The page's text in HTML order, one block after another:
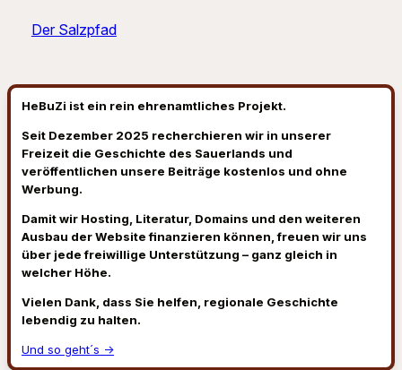
Der Salzpfad
HeBuZi ist ein rein ehrenamtliches Projekt.
Seit Dezember 2025 recherchieren wir in unserer
Freizeit die Geschichte des Sauerlands und
veröffentlichen unsere Beiträge kostenlos und ohne
Werbung.
Damit wir Hosting, Literatur, Domains und den weiteren
Ausbau der Website finanzieren können, freuen wir uns
über jede freiwillige Unterstützung – ganz gleich in
welcher Höhe.
Vielen Dank, dass Sie helfen, regionale Geschichte
lebendig zu halten.
Und so geht´s →